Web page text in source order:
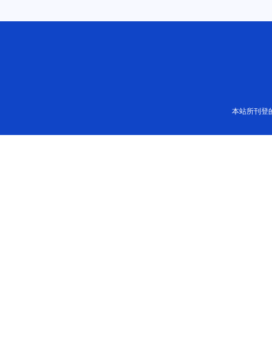
本站所刊登